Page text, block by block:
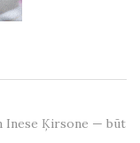
Inese Ķirsone — būt